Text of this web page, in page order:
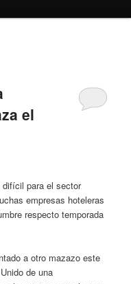
el
difícil para el sector
empresas hoteleras
respecto temporada
a otro mazazo este
de una